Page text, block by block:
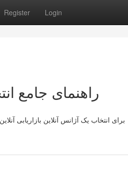
Register Login
راهنمای جامع
برای انتخاب یک آژانس آنلاین بازاریابی